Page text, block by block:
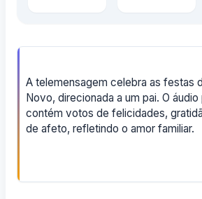
A telemensagem celebra as festas
Novo, direcionada a um pai. O
contém votos de felicidades,
de afeto, refletindo o amor familiar.